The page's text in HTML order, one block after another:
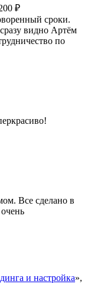
₽
сроки.
видно Артём
по
Все сделано в
и настройка»,